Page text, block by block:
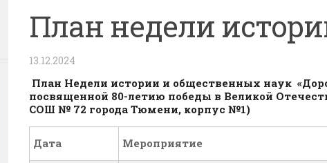
План недели
13.12.2024
План Недели истории и общественных наук
посвященной 80-летию победы в Великой
СОШ № 72 города Тюмени, корпус №1)
Дата Мероприятие